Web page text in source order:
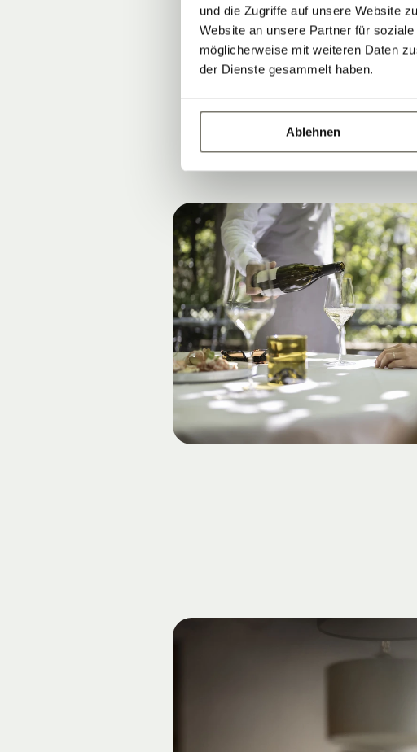
und die Zugriffe auf unsere Website
Website an unsere Partner für
möglicherweise mit weiteren Daten
der Dienste gesammelt haben.
Ablehnen
auf der
Spezialitäten